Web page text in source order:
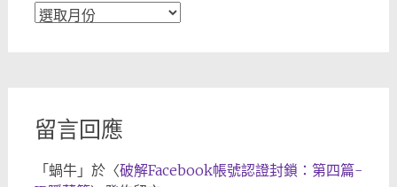
文
留言回應
「 蝸牛」於〈破解Facebook帳號認證封鎖：第四篇-